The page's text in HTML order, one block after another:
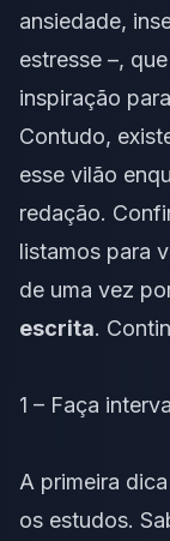
ansiedade,
estresse –,
inspiração
Contudo,
esse vilão
redação.
listamos para
de uma vez
escrita.
1 – Faça
A primeira
os estudos.